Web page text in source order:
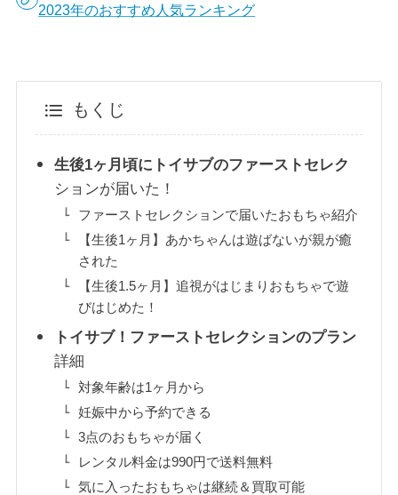
2023年のおすすめ人気ランキング
もくじ
生後1ヶ月頃にトイサブのファーストセレク
ションが届いた！
ファーストセレクションで届いたおもちゃ紹介
【生後1ヶ月】あかちゃんは遊ばないが親が癒
された
【生後1.5ヶ月】追視がはじまりおもちゃで遊
びはじめた！
トイサブ！ファーストセレクションのプラン
詳細
対象年齢は1ヶ月から
妊娠中から予約できる
3点のおもちゃが届く
レンタル料金は990円で送料無料
気に入ったおもちゃは継続＆買取可能